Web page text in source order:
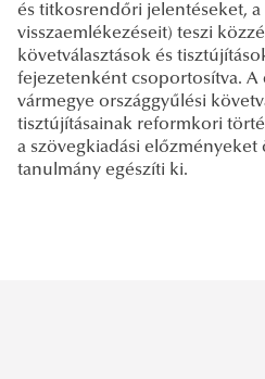
és titkosrendőri jelentéseket,
visszaemlékezéseit) teszi
követválasztások és
fejezetenként csoportosítva.
vármegye országgyűlési
tisztújításainak reformkori
a szövegkiadási előzményeket
tanulmány egészíti ki.